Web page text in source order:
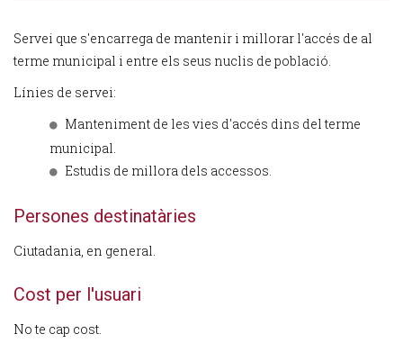
Servei que s'encarrega de mantenir i millorar l'accés de al
terme municipal i entre els seus nuclis de població.
Línies de servei:
Manteniment de les vies d'accés dins del terme
municipal.
Estudis de millora dels accessos.
Persones destinatàries
Ciutadania, en general.
Cost per l'usuari
No te cap cost.